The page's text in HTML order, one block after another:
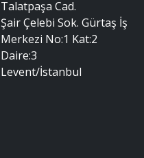
Talatpaşa Cad.
Şair Çelebi Sok. Gürtaş İş
Merkezi No:1 Kat:2
Daire:3
Levent/İstanbul